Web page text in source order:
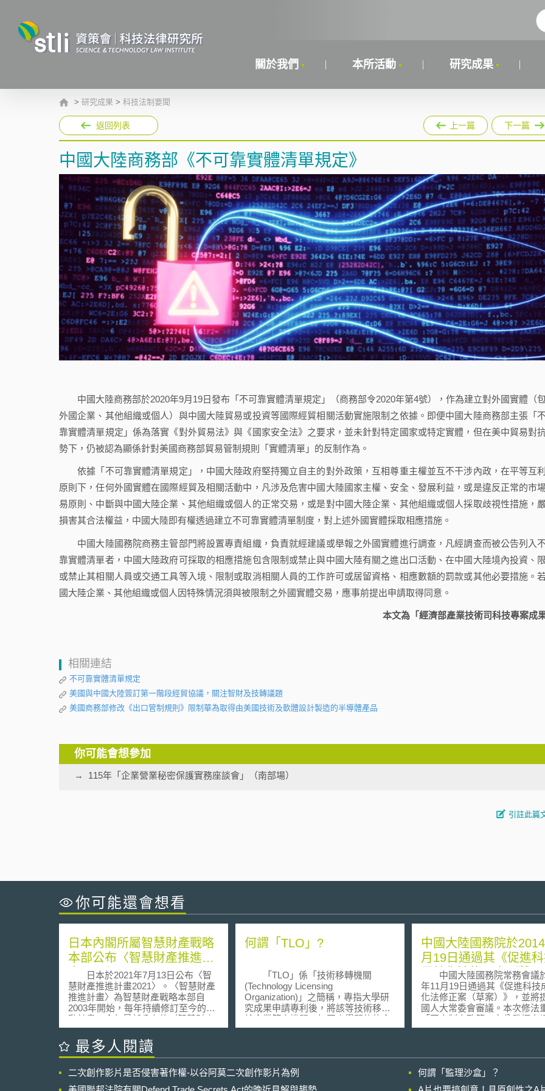
關於我們 本所活動 研究成果
> 研究成果 > 科技法制要聞
返回列表 上一篇 下一篇
中國大陸商務部《不可靠實體清單規定》
中國大陸商務部於2020年9月19日發布「不可靠實體清單規定」（商務部令2020年第4號），作為建立對外國實體（
外國企業、其他組織或個人）與中國大陸貿易或投資等國際經貿相關活動實施限制之依據。即便中國大陸商務部主張「
靠實體清單規定」係為落實《對外貿易法》與《國家安全法》之要求，並未針對特定國家或特定實體，但在美中貿易對
勢下，仍被認為顯係針對美國商務部貿易管制規則「實體清單」的反制作為。
依據「不可靠實體清單規定」，中國大陸政府堅持獨立自主的對外政策，互相尊重主權並互不干涉內政，在平等互
原則下，任何外國實體在國際經貿及相關活動中，凡涉及危害中國大陸國家主權、安全、發展利益，或是違反正常的市
易原則、中斷與中國大陸企業、其他組織或個人的正常交易，或是對中國大陸企業、其他組織或個人採取歧視性措施，
損害其合法權益，中國大陸即有權透過建立不可靠實體清單制度，對上述外國實體採取相應措施。
中國大陸國務院商務主管部門將設置專責組織，負責就經建議或舉報之外國實體進行調查，凡經調查而被公告列入
靠實體清單者，中國大陸政府可採取的相應措施包含限制或禁止與中國大陸有關之進出口活動、在中國大陸境內投資、
或禁止其相關人員或交通工具等入境、限制或取消相關人員的工作許可或居留資格、相應數額的罰款或其他必要措施。
國大陸企業、其他組織或個人因特殊情況須與被限制之外國實體交易，應事前提出申請取得同意。
本文為「經濟部產業技術司科技專案成果
相關連結
不可靠實體清單規定
美國與中國大陸簽訂第一階段經貿協議，關注智財及技轉議題
美國商務部修改《出口管制規則》限制華為取得由美國技術及軟體設計製造的半導體產品
你可能會想參加
115年「企業營業秘密保護實務座談會」（南部場）
引註此篇
你可能還會想看
日本內閣所屬智慧財產戰略
本部公布〈智慧財產推進計
畫2021〉
日本於2021年7月13日公布〈智
慧財產推進計畫2021〉。〈智慧財產
推進計畫〉為智慧財產戰略本部自
2003年開始，每年持續修訂至今的行
動計畫。今年最新公布的〈智慧財產
推進計畫2021〉，指出日本企業在智
財．無形資產的投資活動相較於其他
國家有嚴重停滯之現狀，並提出今後
財、無形資產的投資及運用：藉由企
業揭露自身的經營戰略，吸引投資者
何謂「TLO」?
「TLO」係「技術移轉機關
(Technology Licensing
Organization)」之簡稱，專指大學研
究成果申請專利後，將該等技術移轉
給企業等之機關，如同產學間的仲介
角色。 日本於平成10年(西元
法）」，目的在於將大學之研究成果
技轉給民間企業，促進研究成果之實
中國大陸國務院於
月19日通過其《促進
果轉化法修正案（草
案）》，並將提請全
常委會審議
中國大陸國務院常務會議
年11月19日通過其《促進科技
化法修正案（草案）》，並將
國人大常委會審議。本次修法
「國家制定政策，充分發揮市
技成果轉化中的決定性作用，
政、稅收、產業、金融、政府
政策，以強化科技成果轉化相
最多人閱讀
二次創作影片是否侵害著作權-以谷阿莫二次創作影片為例
何謂「監理沙盒」？